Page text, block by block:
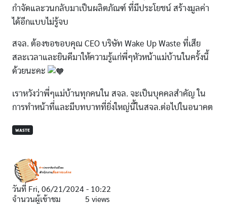
กำจัดและวนกลับมาเป็นผลิตภัณฑ์ ที่มีประโยชน์ สร้างมูลค่า
ได้อีกแบบไม่รู้จบ
สจล. ต้องขอขอบคุณ CEO บริษัท Wake Up Waste ที่เสีย
สละเวลาและยินดีมาให้ความรู้แก่พี่ๆหัวหน้าแม่บ้านในครั้งนี้
ด้วยนะคะ
เราหวังว่าพี่ๆแม่บ้านทุกคนใน สจล. จะเป็นบุคคลสำคัญ ใน
การทำหน้าที่และมีบทบาทที่ยิ่งใหญ่นี้ในสจล.ต่อไปในอนาคต
WASTE
วันที่ Fri, 06/21/2024 - 10:22
จำนวนผู้เข้าชม
5 views